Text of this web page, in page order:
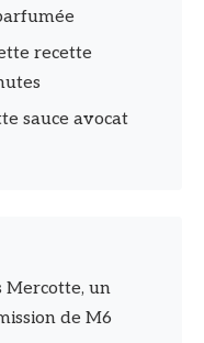
recette
sauce avocat
Mercotte, un
de M6